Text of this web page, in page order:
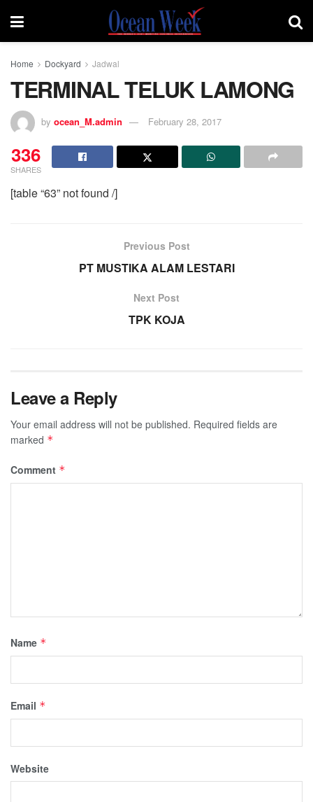
Home Dockyard Jadwal
TERMINAL TELUK LAMONG
by ocean_M.admin February 28, 2017
336
SHARES
[table “63” not found /]
Previous Post
PT MUSTIKA ALAM LESTARI
Next Post
TPK KOJA
Leave a Reply
Your email address will not be published. Required fields are
marked *
Comment *
Name *
Email *
Website